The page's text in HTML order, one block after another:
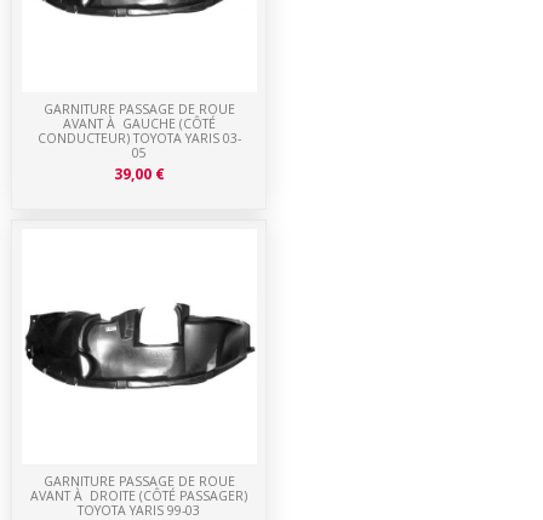
GARNITURE PASSAGE DE ROUE
AVANT À DROITE (CÔTÉ PASSAGER)
TOYOTA YARIS 99-03
GARNITURE PASSAGE DE ROUE
AVANT À GAUCHE (CÔTÉ
CONDUCTEUR) TOYOTA YARIS 03-
05
39,00 €